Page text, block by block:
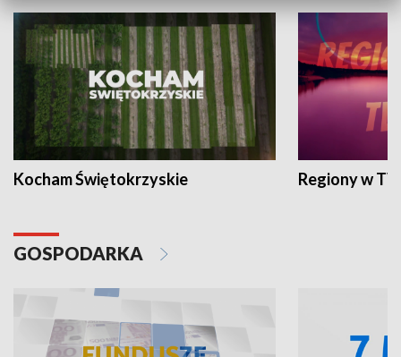
Kocham Świętokrzyskie Regiony w
GOSPODARKA